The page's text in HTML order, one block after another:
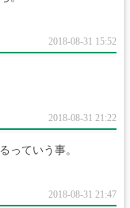
2018-08-31 15:52
2018-08-31 21:22
っていう事。
2018-08-31 21:47